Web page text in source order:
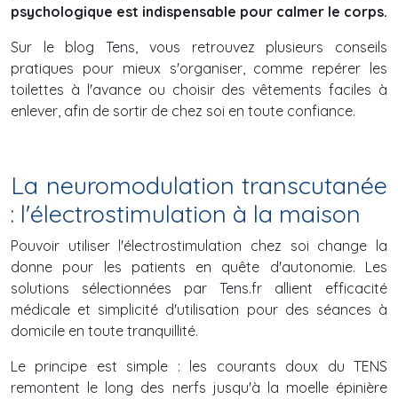
psychologique est indispensable pour calmer le corps.
Sur le blog Tens, vous retrouvez plusieurs conseils
pratiques pour mieux s'organiser, comme repérer les
toilettes à l'avance ou choisir des vêtements faciles à
enlever, afin de sortir de chez soi en toute confiance.
La neuromodulation transcutanée
: l'électrostimulation à la maison
Pouvoir utiliser l'électrostimulation chez soi change la
donne pour les patients en quête d'autonomie. Les
solutions sélectionnées par Tens.fr allient efficacité
médicale et simplicité d'utilisation pour des séances à
domicile en toute tranquillité.
Le principe est simple : les courants doux du TENS
remontent le long des nerfs jusqu'à la moelle épinière